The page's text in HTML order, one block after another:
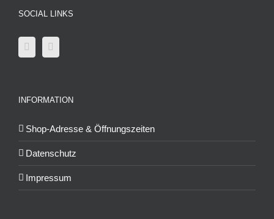
SOCIAL LINKS
INFORMATION
Shop-Adresse & Öffnungszeiten
Datenschutz
Impressum